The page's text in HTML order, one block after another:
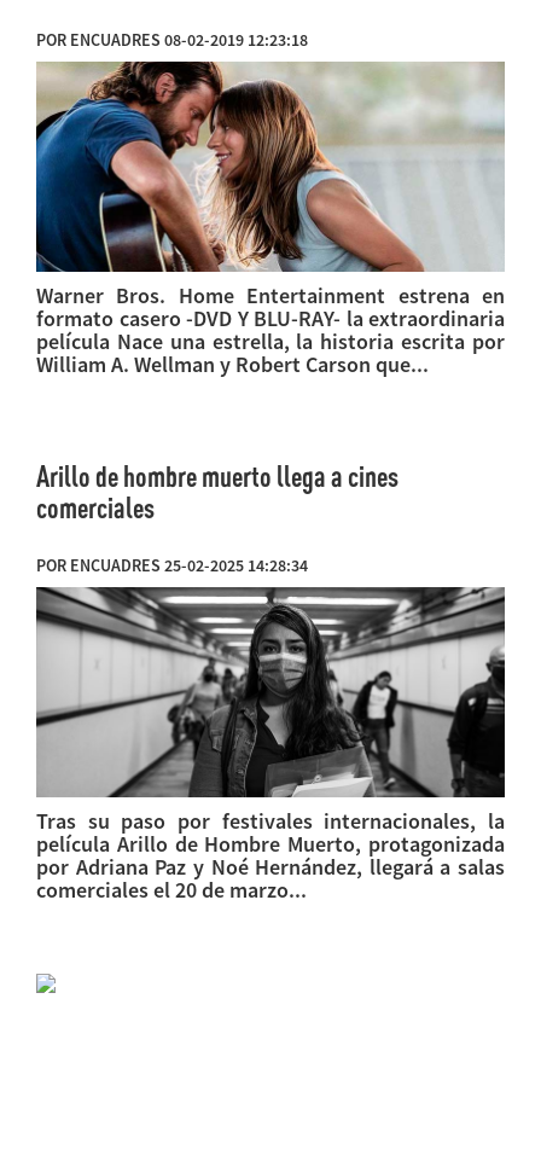
POR ENCUADRES 08-02-2019 12:23:18
Warner Bros. Home Entertainment estrena en
formato casero -DVD Y BLU-RAY- la extraordinaria
película Nace una estrella, la historia escrita por
William A. Wellman y Robert Carson que...
Arillo de hombre muerto llega a cines
comerciales
POR ENCUADRES 25-02-2025 14:28:34
Tras su paso por festivales internacionales, la
película Arillo de Hombre Muerto, protagonizada
por Adriana Paz y Noé Hernández, llegará a salas
comerciales el 20 de marzo...